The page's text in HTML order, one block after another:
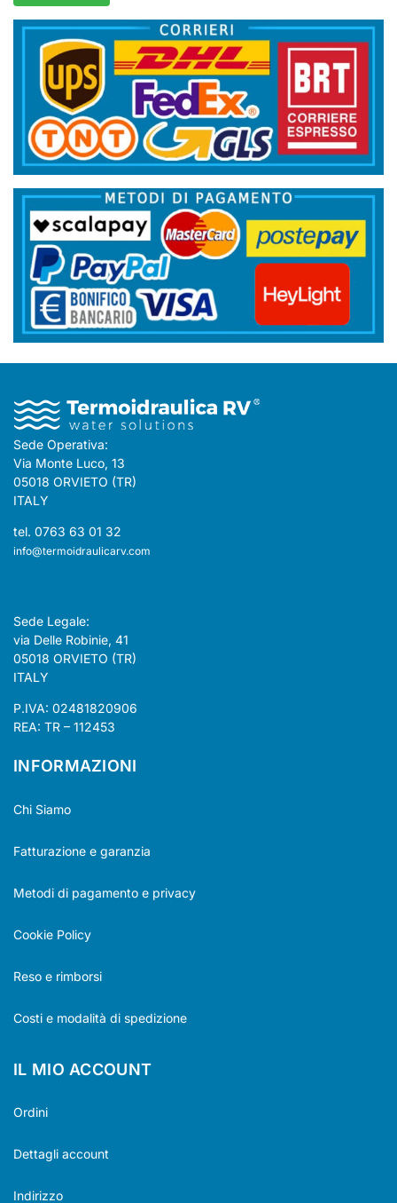
Sede Operativa:
Via Monte Luco, 13
05018 ORVIETO (TR)
ITALY
tel. 0763 63 01 32
info@termoidraulicarv.com
Sede Legale:
via Delle Robinie, 41
05018 ORVIETO (TR)
ITALY
P.IVA: 02481820906
REA: TR – 112453
INFORMAZIONI
Chi Siamo
Fatturazione e garanzia
Metodi di pagamento e privacy
Cookie Policy
Reso e rimborsi
Costi e modalità di spedizione
IL MIO ACCOUNT
Ordini
Dettagli account
Indirizzo